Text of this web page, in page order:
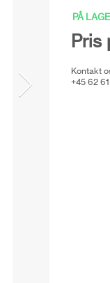
PÅ
Pris
Kontakt
+45 62